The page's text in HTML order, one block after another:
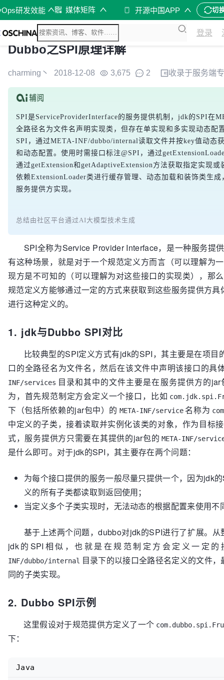
研发效能 媒体矩阵 开源中国APP 切
登录
Dubbo之SPI原理详解
charming丶 2018-12-08 3,675 2 收录于服务端
SPI是ServiceProviderInterface的服务提供机制，jdk的SPI在
全路径名为文件名声明实现类，但存在单实现和多实现动态配
SPI，通过META-INF/dubbo/internal读取文件并按key值动态
和动态配置。使用时需接口标注@SPI，通过
通过getExtension和getAdaptiveExtension方法获取指定实现
依赖ExtensionLoader类进行缓存管理、动态加载和装饰类生
服务提供方实现。
总结由社区平台通过AI大模型技术生成
SPI全称为Service Provider Interface，是一种服务提
有这种场景，就是对于一个规范定义方而言（可以理解为
现方是不可知的（可以理解为对这些接口的实现类），那
规范定义方能够通过一定的方式来获取到这些服务提供方
进行这种定义的。
1. jdk与Dubbo SPI对比
比较典型的SPI定义方式有jdk的SPI，其主要是在项目
口的全路径名为文件名，然后在该文件中声明该接口的具
INF/services 目录和其中的文件主要是在服务提供方的
为，首先规范制定方会定义一个接口，比如
下（包括所依赖的jar包中）的 META-INF/service 名称为
中定义的子类，接着读取并实例化该类的对象，作为目标
式，服务提供方只需要在其提供的jar包的 META-INF/
是什么即可。对于jdk的SPI，其主要存在两个问题：
为每个接口提供的服务一般尽量只提供一个，因为jdk
义的所有子类都读取到返回使用；
当定义多个子类实现时，无法动态的根据配置来使用不
基于上述两个问题，dubbo对jdk的SPI进行了扩展。从
jdk的SPI相似，也就是在规范制定方会定义一定
INF/dubbo/internal 目录下的以接口全路径名定义的文件
同的子类实现。
2. Dubbo SPI示例
这里假设对于规范提供方定义了一个
下：
Java